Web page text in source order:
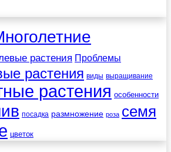
растения Проблемы
растения виды выращивание
растения особенности
посадка размножение роза семя
цветок